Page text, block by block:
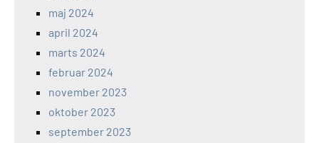
maj 2024
april 2024
marts 2024
februar 2024
november 2023
oktober 2023
september 2023